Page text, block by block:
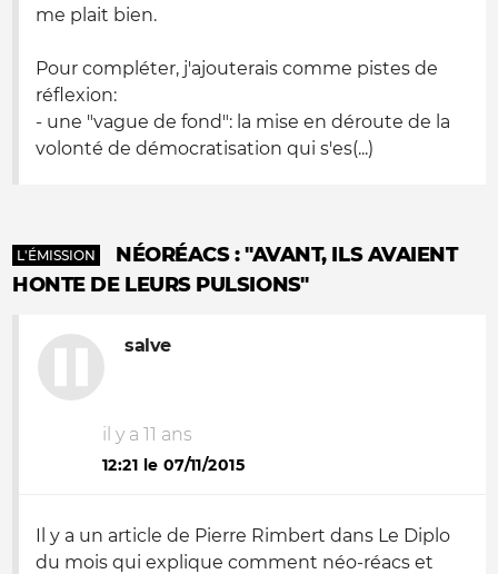
me plait bien.
Pour compléter, j'ajouterais comme pistes de
réflexion:
- une "vague de fond": la mise en déroute de la
volonté de démocratisation qui s'es(...)
L'ÉMISSION
NÉORÉACS : "AVANT, ILS AVAIENT
HONTE DE LEURS PULSIONS"
salve
il y a 11 ans
12:21 le 07/11/2015
Il y a un article de Pierre Rimbert dans Le Diplo
du mois qui explique comment néo-réacs et